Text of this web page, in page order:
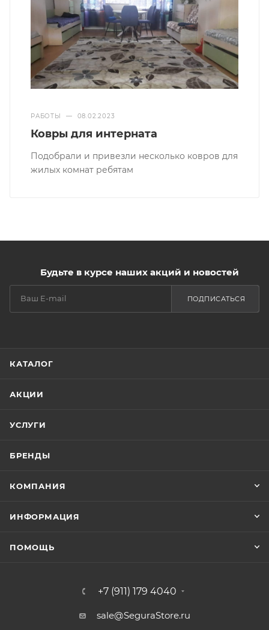
РАБОТЫ — 08.02.2023
Ковры для интерната
Подобрали и привезли несколько ковров для
жилых комнат ребятам
Будьте в курсе наших акций и новостей
ПОДПИСАТЬСЯ
КАТАЛОГ
АКЦИИ
УСЛУГИ
БРЕНДЫ
КОМПАНИЯ
ИНФОРМАЦИЯ
ПОМОЩЬ
+7 (911) 179 4040
sale@SeguraStore.ru